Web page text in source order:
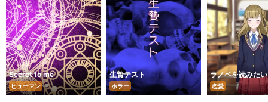
Secret to me
ヒューマン
生贄テスト
ホラー
ラノベを読みた
恋愛